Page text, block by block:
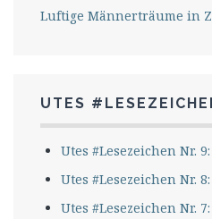
Luftige Männerträume in
UTES
Utes #Lesezeichen Nr.
Utes #Lesezeichen Nr.
Utes #Lesezeichen Nr.